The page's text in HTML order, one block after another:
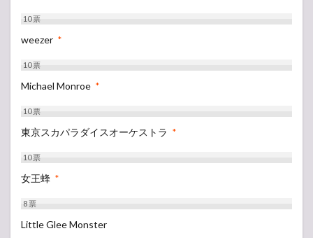
10票
weezer *
10票
Michael Monroe *
10票
東京スカパラダイスオーケストラ *
10票
女王蜂 *
8票
Little Glee Monster